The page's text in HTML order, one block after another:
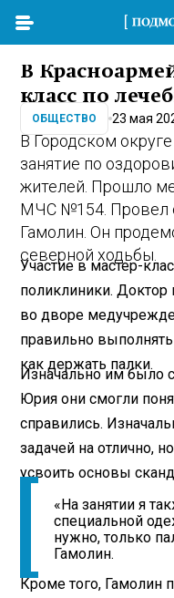
В
класс по
ОБЩЕСТВО 23 мая
В Городском
занятие по
жителей. Прошло
МЧС №154. Провел
Гамолин. Он
северной ходьбы.
Участие в мастер-
поликлиники.
во дворе
правильно
как держать палки.
Изначально им было
Юрия они смогли
справились.
задачей на отлично,
усвоить основы
«На занятии я
специальной
нужно, только
Гамолин.
Кроме того, Гамолин